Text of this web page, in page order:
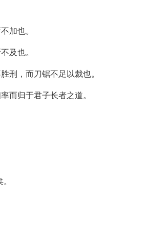
加也。
及也。
刑，而刀锯不足以裁也。
而归于君子长者之道。